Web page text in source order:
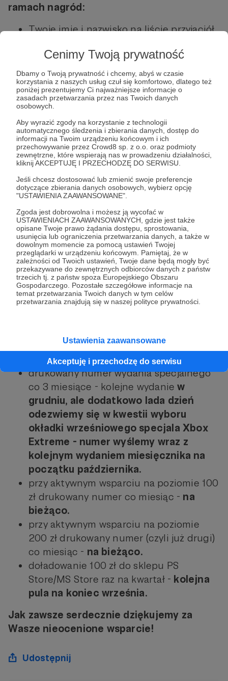
Cenimy Twoją prywatność
Dbamy o Twoją prywatność i chcemy, abyś w czasie
korzystania z naszych usług czuł się komfortowo, dlatego też
poniżej prezentujemy Ci najważniejsze informacje o
zasadach przetwarzania przez nas Twoich danych
osobowych.
Aby wyrazić zgody na korzystanie z technologii
automatycznego śledzenia i zbierania danych, dostęp do
informacji na Twoim urządzeniu końcowym i ich
przechowywanie przez Crowd8 sp. z o.o. oraz podmioty
zewnętrzne, które wspierają nas w prowadzeniu działalności,
kliknij AKCEPTUJĘ I PRZECHODZĘ DO SERWISU.
Jeśli chcesz dostosować lub zmienić swoje preferencje
dotyczące zbierania danych osobowych, wybierz opcję
"USTAWIENIA ZAAWANSOWANE".
Zgoda jest dobrowolna i możesz ją wycofać w
USTAWIENIACH ZAAWANSOWANYCH, gdzie jest także
opisane Twoje prawo żądania dostępu, sprostowania,
usunięcia lub ograniczenia przetwarzania danych, a także w
dowolnym momencie za pomocą ustawień Twojej
przeglądarki w urządzeniu końcowym. Pamiętaj, że w
zależności od Twoich ustawień, Twoje dane będą mogły być
przekazywane do zewnętrznych odbiorców danych z państw
trzecich tj. z państw spoza Europejskiego Obszaru
Gospodarczego. Pozostałe szczegółowe informacje na
temat przetwarzania Twoich danych w tym celów
przetwarzania znajdują się w naszej polityce prywatności.
Ustawienia zaawansowane
Akceptuję i przechodzę do serwisu
ramach nagród:
Twoje imię i nazwisko na liście przyjaciół
psxextreme.pl -już jest! Numer pojawi
się w sprzedaży 4 września, a informacje
na stronie znajdziecie tutaj.
Extreme Leaks - przecieki z numeru co
miesiąc w formie PDF-a - zgodnie z
planem przecieki pojawiły się 21 sierpnia,
a kolejnych spodziewajcie się18
września.
Extreme Box - szansa na wygranie nagród
rzeczowych, czyli to co powyżej, a kolejne
w okolicach premiery październikowego
wydania, tj.2 października.
e-wydanie aktualnego numeru -
dostępne do pobrania.
dodatki na forum psxextreme.info -
bieżąco.
Extreme Plus - 8 drukowanych stron
dodawanych do numeru dla osób
wspierających nas kwotą minimum 50 zł -
e-wydanie PSX Extreme numer zerowy -
dostępne na bieżąco.
drukowany numer wydania specjalnego
co 3 miesiące - kolejne wydaniew
grudniu, ale dodatkowo lada dzień
odezwiemy się w kwestii wyboru
okładki wrześniowego specjala Xbox
Extreme - numer wyślemy wraz z
kolejnym wydaniem miesięcznika na
początku października.
przy aktywnym wsparciu na poziomie 100
zł drukowany numer co miesiąc - na
bieżąco.
przy aktywnym wsparciu na poziomie
200 zł drukowany numer (czyli już drugi)
co miesiąc - na bieżąco.
doładowanie 100 zł do sklepu PS
Store/MS Store raz na kwartał - kolejna
pula na koniec września.
Jak zawsze serdecznie dziękujemy za
Wasze nieocenione wsparcie!
Udostępnij